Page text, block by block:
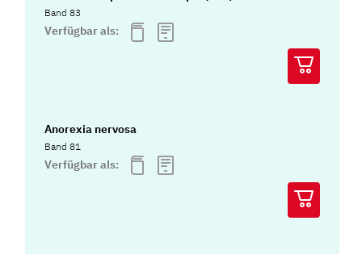
Band 83
Verfügbar als:
Anorexia nervosa
Band 81
Verfügbar als: